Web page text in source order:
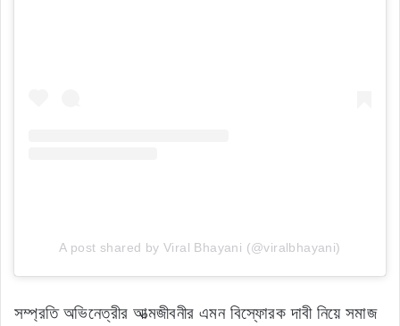
A post shared by Viral Bhayani (@viralbhayani)
সম্প্রতি অভিনেত্রীর আত্মজীবনীর এমন বিস্ফোরক দাবী নিয়ে সমাজ